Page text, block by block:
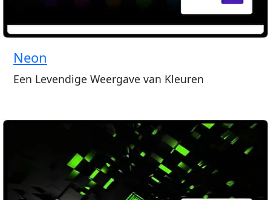
Neon
Een Levendige Weergave van Kleuren